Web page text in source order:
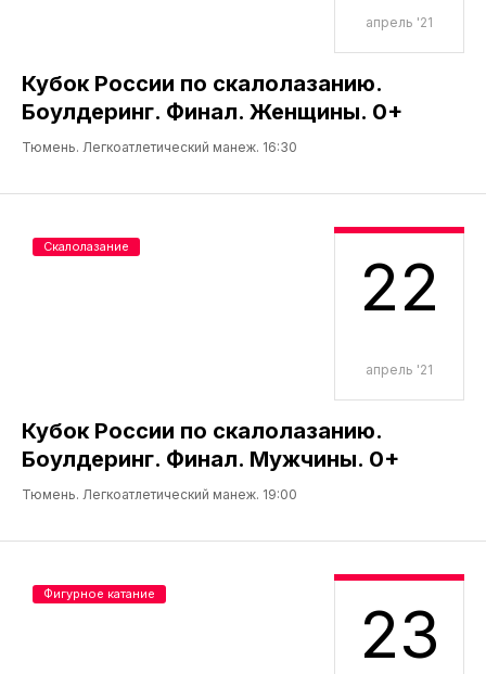
апрель '21
Кубок России по скалолазанию.
Боулдеринг. Финал. Женщины. 0+
Тюмень. Легкоатлетический манеж. 16:30
22
апрель '21
Кубок России по скалолазанию.
Боулдеринг. Финал. Мужчины. 0+
Тюмень. Легкоатлетический манеж. 19:00
Скалолазание
23
Фигурное катание